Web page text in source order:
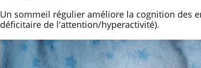
Un sommeil régulier améliore la cognition des
déficitaire de l'attention/hyperactivité).